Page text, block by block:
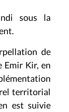
sous la
de
Emir Kir, en
territorial
est suivie